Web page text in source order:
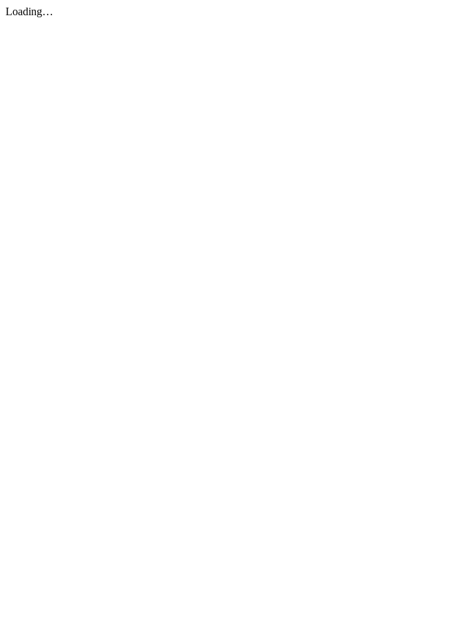
Loading…